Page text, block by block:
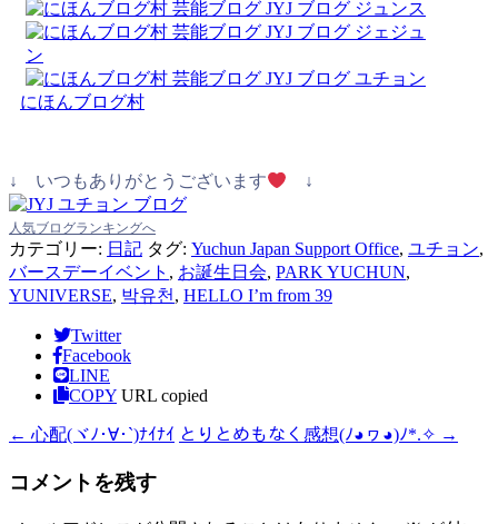
にほんブログ村
↓ いつもありがとうございます ↓
人気ブログランキングへ
カテゴリー: 日記 タグ: Yuchun Japan Support Office, ユチョン,
バースデーイベント , お誕生日会, PARK YUCHUN,
YUNIVERSE, 박유천 , HELLO I’m from 39
Twitter
Facebook
LINE
COPY URL copied
← 心配(ヾﾉ･∀･`)ﾅｲﾅｲ とりとめもなく感想(⁠ﾉ⁠◕⁠ヮ⁠◕⁠)⁠ﾉ⁠*⁠.⁠✧ →
コメントを残す